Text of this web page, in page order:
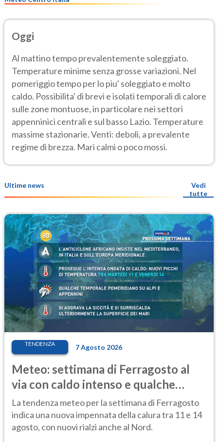
Oggi
Al mattino tempo prevalentemente soleggiato.
Temperature minime senza grosse variazioni. Nel
pomeriggio tempo per lo piu' soleggiato e molto
caldo. Possibilita' di brevi e isolati temporali di calore
sulle zone montuose, in particolare nei settori
appenninici centrali e sul basso Lazio. Temperature
massime stazionarie. Venti: deboli, a prevalente
regime di brezza. Mari calmi o poco mossi.
Ultime news
Vedi
tutte
TENDENZA 7 Agosto 2026
Meteo: settimana di Ferragosto al
via con caldo intenso e qualche
temporale
La tendenza meteo per la settimana di Ferragosto
indica una nuova impennata della calura tra 11 e 14
agosto, con nuovi rialzi anche al Nord.